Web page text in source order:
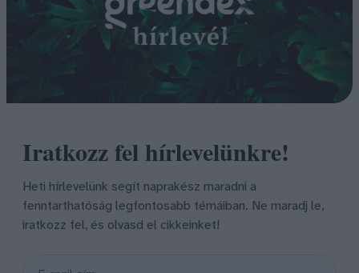
Iratkozz fel hírlevelünkre!
Heti hírlevelünk segít naprakész maradni a
fenntarthatóság legfontosabb témáiban. Ne maradj le,
iratkozz fel, és olvasd el cikkeinket!